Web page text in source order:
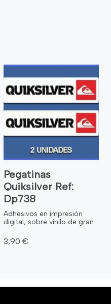
Pegatinas
Quiksilver Ref:
Dp738
Adhesivos en impresión
digital, sobre vinilo de gran
...
3,90 €